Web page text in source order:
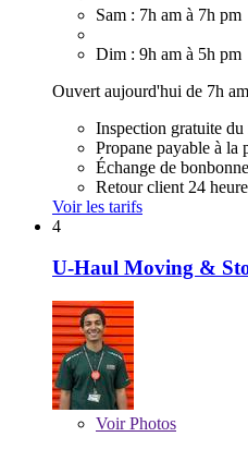
Sam : 7h am à 7h pm
Dim : 9h am à 5h pm
Ouvert aujourd'hui de 7h
Inspection gratuite du
Propane payable à la
Échange de
Retour client 24
Voir les tarifs
4
U-Haul Moving &
VoirPhotos